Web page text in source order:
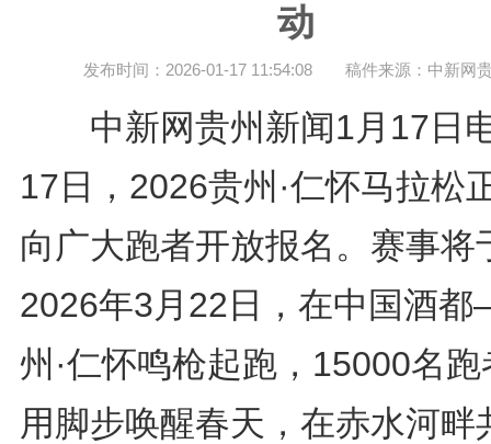
动
发布时间：2026-01-17 11:54:08 稿件来源：中新网
中新网贵州新闻1月17
17日，2026贵州·仁怀马拉松
向广大跑者开放报名。赛事将
2026年3月22日，在中国酒
州·仁怀鸣枪起跑，15000名跑
用脚步唤醒春天，在赤水河畔